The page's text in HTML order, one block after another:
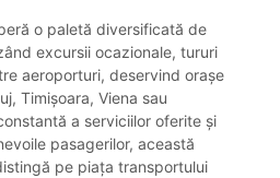
o paletă diversificată de
excursii ocazionale, tururi
aeroporturi, deservind orașe
Timișoara, Viena sau
a serviciilor oferite și
pasagerilor, această
pe piața transportului